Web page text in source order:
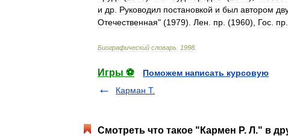
и др Руководил постановкой и был автором
Отечественная" (1979). Лен пр . (1960), Гос пр
Биографический словарь 1998
Игры ⚽
Поможем написать курсовую
Карман Т.
Смотреть что такое "Кармен Р. Л." в